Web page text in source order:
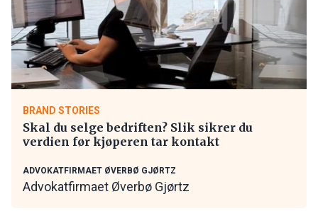
BRAND STORIES
Skal du selge bedriften? Slik sikrer du
verdien før kjøperen tar kontakt
ADVOKATFIRMAET ØVERBØ GJØRTZ
Advokatfirmaet Øverbø Gjørtz